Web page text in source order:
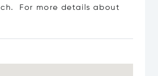
For more details about